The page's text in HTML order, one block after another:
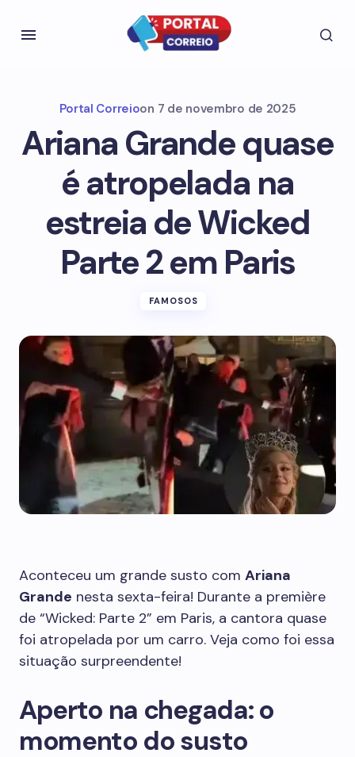
Portal Correioon 7 de novembro de 2025
Ariana Grande quase
é atropelada na
estreia de Wicked
Parte 2 em Paris
FAMOSOS
Aconteceu um grande susto com Ariana
Grande nesta sexta-feira! Durante a première
de “Wicked: Parte 2” em Paris, a cantora quase
foi atropelada por um carro. Veja como foi essa
situação surpreendente!
Aperto na chegada: o
momento do susto